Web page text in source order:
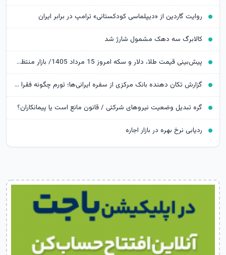
روایت گاردین از «دیپلماسی کودکستانی» ترامپ در برابر ایران
کالابرگ سه دهک مشمول شارژ شد
پیش‌بینی قیمت طلا، دلار و سکه امروز 15 مرداد 1405/ بازار منتظر مذاکرات تنگه هرمز
گزارش تکان‌ دهنده بانک مرکزی از سفره ایرانی‌ها؛ تورم چگونه فقرا را فقیرتر کرد؟
گره تبدیل وضعیت نیروهای شرکتی / قانون مانع است یا پیمانکاران؟
ردیابی نرخ بهره در بازار اجاره